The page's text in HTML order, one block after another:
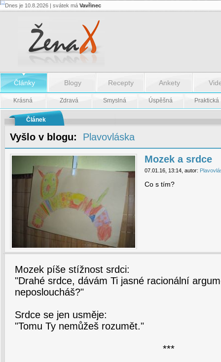
Mozek
Dnes je 10.8.2026 | svátek má Vavřinec
Články Blogy Recepty Ankety
Krásná Zdravá Smyslná Úspěšná Praktická
Článek
Vyšlo v blogu: Plavovláska
Mozek a srdce
07.01.16, 13:14, autor:
Co s tím?
Mozek píše stížnost srdci:
"Drahé srdce, dávám Ti jasné racionální
neposloucháš?"
Srdce se jen usměje:
"Tomu Ty nemůžeš rozumět."
***